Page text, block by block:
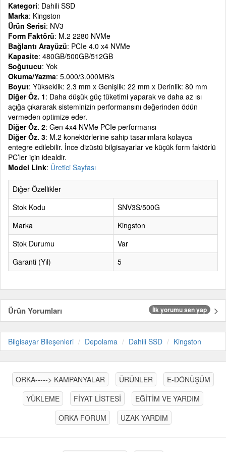
Kategori: Dahili SSD
Marka: Kingston
Ürün Serisi: NV3
Form Faktörü: M.2 2280 NVMe
Bağlantı Arayüzü: PCIe 4.0 x4 NVMe
Kapasite: 480GB/500GB/512GB
Soğutucu: Yok
Okuma/Yazma: 5.000/3.000MB/s
Boyut: Yükseklik: 2.3 mm x Genişlik: 22 mm x Derinlik: 80 mm
Diğer Öz. 1: Daha düşük güç tüketimi yaparak ve daha az ısı
açığa çıkararak sisteminizin performansını değerinden ödün
vermeden optimize eder.
Diğer Öz. 2: Gen 4x4 NVMe PCIe performansı
Diğer Öz. 3: M.2 konektörlerine sahip tasarımlara kolayca
entegre edilebilir. İnce dizüstü bilgisayarlar ve küçük form faktörlü
PC’ler için idealdir.
Model Link: Üretici Sayfası
Diğer Özellikler
Stok Kodu
SNV3S/500G
Marka
Kingston
Stok Durumu
Var
Garanti (Yıl)
5
Ürün Yorumları İlk yorumu sen yap
Bilgisayar Bileşenleri Depolama Dahili SSD Kingston
ORKA-----> KAMPANYALAR ÜRÜNLER
E-DÖNÜŞÜM
YÜKLEME
FİYAT LİSTESİ
EĞİTİM VE YARDIM
ORKA FORUM
UZAK YARDIM